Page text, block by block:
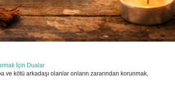
İçin Dualar
ve kötü arkadaşı olanlar onların zararından korunmak,